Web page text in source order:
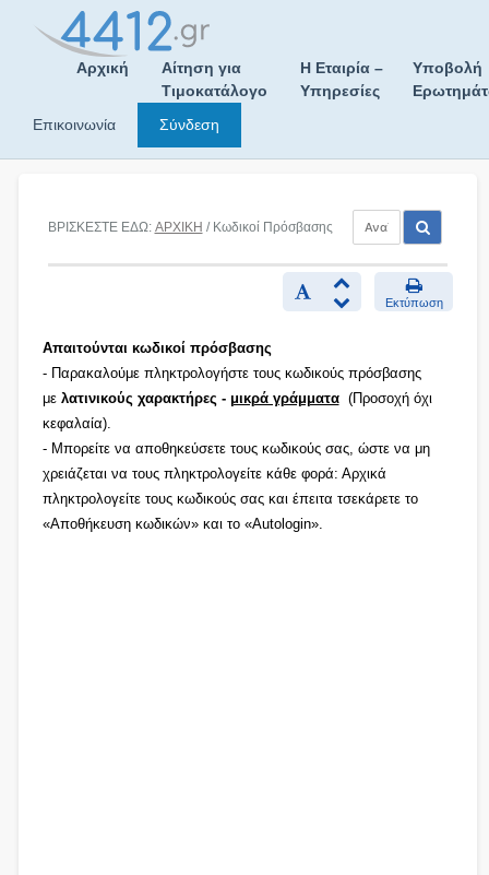
Αρχική
Αίτηση για
Τιμοκατάλογο
Η Εταιρία –
Υπηρεσίες
Υποβολή
Επικοινωνία
Σύνδεση
ΒΡΙΣΚΕΣΤΕ ΕΔΩ: ΑΡΧΙΚΗ / Κωδικοί Πρόσβασης
Εκτύπωση
Απαιτούνται κωδικοί πρόσβασης
- Παρακαλούμε πληκτρολογήστε τους κωδικούς πρόσβασης
με λατινικούς χαρακτήρες - μικρά γράμματα(Προσοχή όχι
κεφαλαία).
- Μπορείτε να αποθηκεύσετε τους κωδικούς σας, ώστε να μη
χρειάζεται να τους πληκτρολογείτε κάθε φορά: Αρχικά
πληκτρολογείτε τους κωδικούς σας και έπειτα τσεκάρετε το
«Αποθήκευση κωδικών» και το «Autologin».